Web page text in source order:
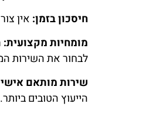
חיסכון בזמן: אין
מומחיות מקצועית:
לבחור את השירות
שירות מותאם
הייעוץ הטובים ביותר.